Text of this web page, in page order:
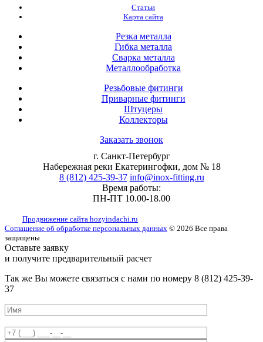
Статьи
Карта сайта
Резка металла
Гибка металла
Сварка металла
Металлообработка
Резьбовые фитинги
Приварные фитинги
Штуцеры
Коллекторы
Заказать звонок
г. Санкт-Петербург
Набережная реки Екатерингофки, дом № 18
8 (812) 425-39-37 info@inox-fitting.ru
Время работы:
ПН-ПТ 10.00-18.00
Продвижение сайта hozyindachi.ru
Соглашение об обработке персональных данных © 2026 Все права
защищены
Оставьте заявку
и получите предварительный расчет
Так жe Вы можeтe связаться с нами по номeру 8 (812) 425-39-
37